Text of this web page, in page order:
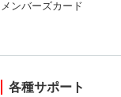
メンバーズカード
各種サポート